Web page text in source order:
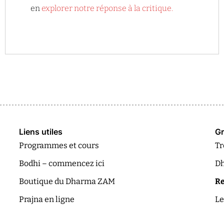
en explorer notre réponse à la critique.
Liens utiles
Programmes et cours
Bodhi – commencez ici
Boutique du Dharma ZAM
Prajna en ligne